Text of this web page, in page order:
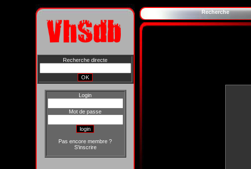
Recherche directe
Login
Mot de passe
Pas encore membre ?
S'inscrire
Recherche